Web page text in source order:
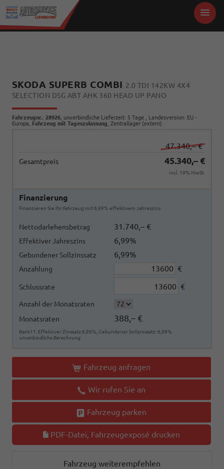
SKODA SUPERB COMBI 2.0 TDI 142KW 4X4
SELECTION DSG ABT AHK 360 HEAD UP PANO
Fahrzeugnr.: 28926 , unverbindliche Lieferzeit: 5 Tage , Landesversion: EU -
Europa, Fahrzeug mit Tageszulassung , Zentrallager (extern)
47.340,– €
Gesamtpreis 45.340,– €
incl. 19% MwSt.
Finanzierung
Finanzieren Sie Ihr Fahrzeug mit 6,99% effektivem Jahreszins
Nettodarlehensbetrag 31.740,– €
Effektiver Jahreszins 6,99%
Gebundener Sollzinssatz 6,99%
Anzahlung €
Schlussrate €
Anzahl der Monatsraten
Monatsraten
388,– €
Bank11. Effektiver Zinssatz:6,99%, Gebundener Sollzinssatz: 6,99%
unverbindliche Berechnung
Fahrzeug anfragen
Wir rufen Sie an
Fahrzeug parken
PDF-Datei, Fahrzeugexposé drucken
Fahrzeug weiterempfehlen